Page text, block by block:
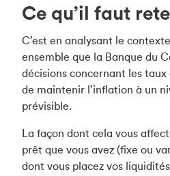
Ce qu’il faut
C’est en analysant le
ensemble que la Banque du
décisions concernant les
de maintenir l’inflation à un
prévisible.
La façon dont cela vous
prêt que vous avez (fixe ou
dont vous placez vos